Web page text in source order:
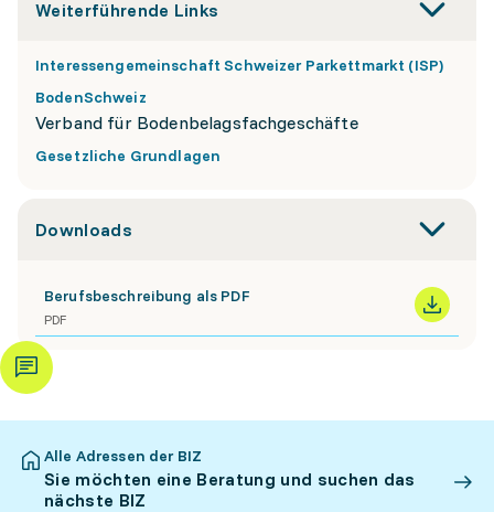
Weiterführende Links
Interessengemeinschaft Schweizer Parkettmarkt (ISP)
BodenSchweiz
Verband für Bodenbelagsfachgeschäfte
Gesetzliche Grundlagen
Downloads
Berufsbeschreibung als PDF
PDF
Alle Adressen der BIZ
Sie möchten eine Beratung und suchen das
nächste BIZ